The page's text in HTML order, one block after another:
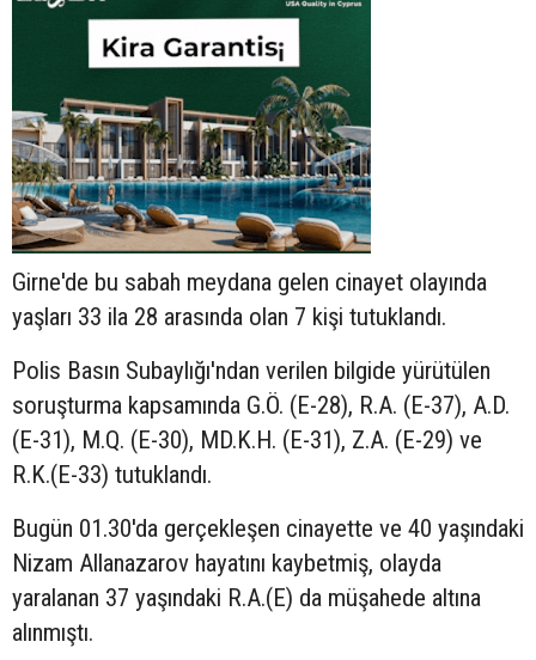
Girne'de bu sabah meydana gelen cinayet olayında
yaşları 33 ila 28 arasında olan 7 kişi tutuklandı.
Polis Basın Subaylığı'ndan verilen bilgide yürütülen
soruşturma kapsamında G.Ö. (E-28), R.A. (E-37), A.D.
(E-31), M.Q. (E-30), MD.K.H. (E-31), Z.A. (E-29) ve
R.K.(E-33) tutuklandı.
Bugün 01.30'da gerçekleşen cinayette ve 40 yaşındaki
Nizam Allanazarov hayatını kaybetmiş, olayda
yaralanan 37 yaşındaki R.A.(E) da müşahede altına
alınmıştı.